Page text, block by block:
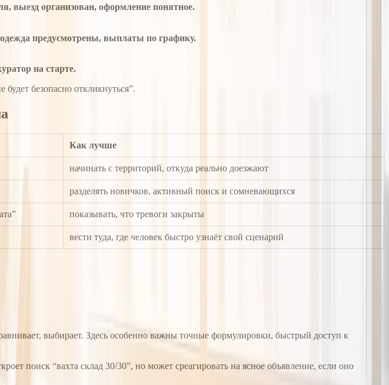
выезд организован, оформление понятное.
предусмотрены, выплаты по графику.
на старте.
безопасно откликнуться”.
Как лучше
начинать с территорий, откуда реально доезжают
разделять новичков, активный поиск и сомневающихся
показывать, что тревоги закрыты
вести туда, где человек быстро узнаёт свой сценарий
выбирает. Здесь особенно важны точные формулировки, быстрый доступ к
поиск “вахта склад 30/30”, но может среагировать на ясное объявление, если оно